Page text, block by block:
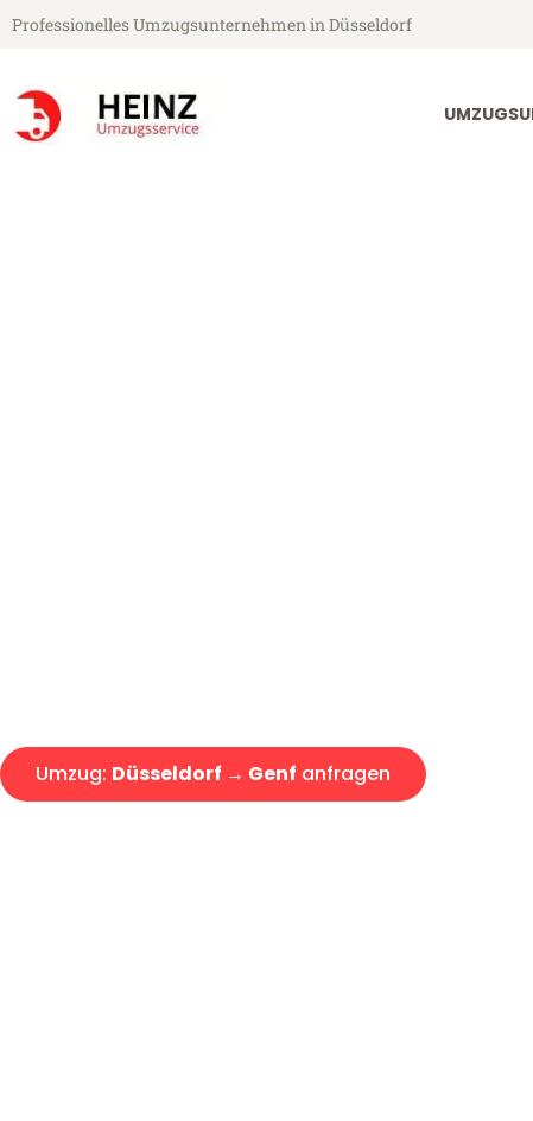
Professionelles Umzugsunternehmen in Düsseldorf
Umzug: Düsseldorf → Genf anfragen